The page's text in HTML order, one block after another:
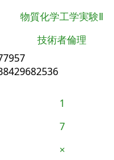
物質化学工学実験Ⅱ
技術者倫理
1
7
×